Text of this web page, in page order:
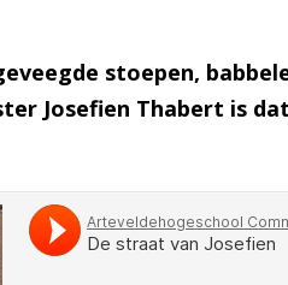
stoepen,
Josefien Thabert is